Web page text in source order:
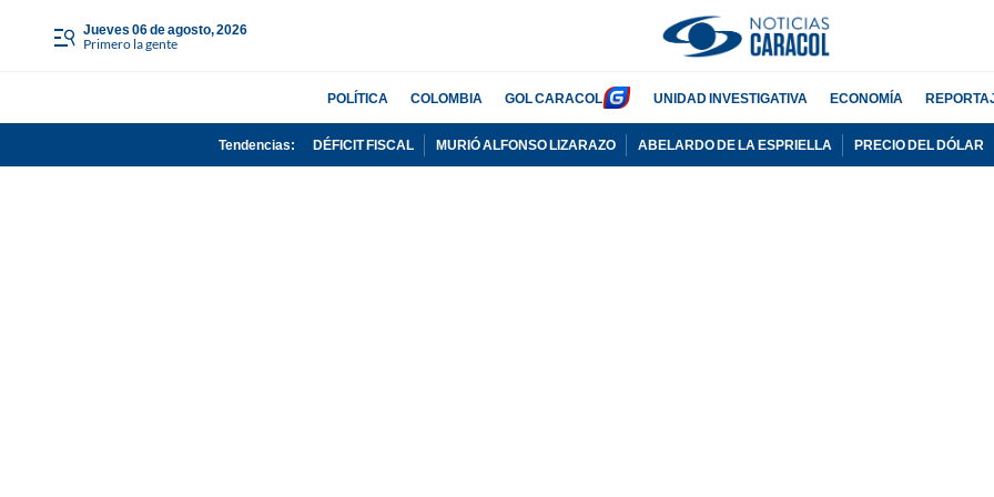
jueves 06 de agosto, 2026
Primero la gente
POLÍTICA COLOMBIA GOL CARACOL UNIDAD INVESTIGATIVA ECONOMÍA
Tendencias: DÉFICIT FISCAL MURIÓ ALFONSO LIZARAZO ABELARDO DE LA ESPRIELLA PRECIO DEL DÓLAR